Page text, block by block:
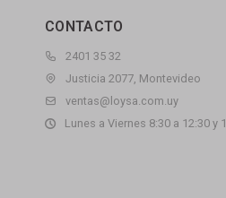
CONTACTO
2401 35 32
Justicia 2077, Montevideo
ventas@loysa.com.uy
Lunes a Viernes 8:30 a 12:30 y